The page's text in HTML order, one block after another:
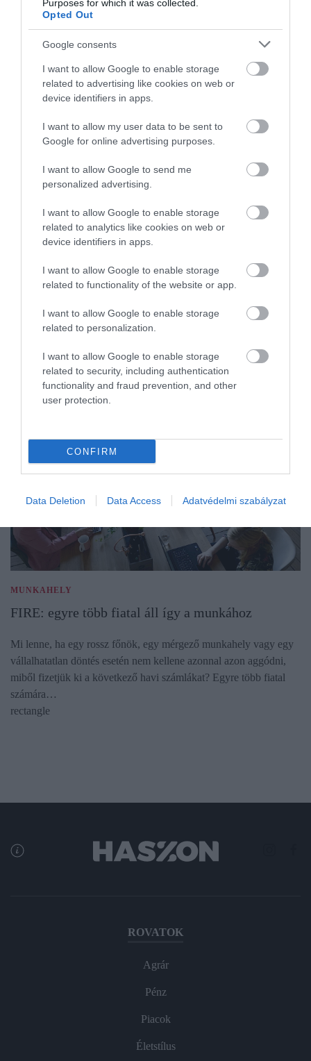
Purposes for which it was collected.
Opted Out
Google consents
I want to allow Google to enable storage
related to advertising like cookies on web or
device identifiers in apps.
I want to allow my user data to be sent to
Google for online advertising purposes.
I want to allow Google to send me
personalized advertising.
I want to allow Google to enable storage
related to analytics like cookies on web or
device identifiers in apps.
I want to allow Google to enable storage
related to functionality of the website or app.
I want to allow Google to enable storage
related to personalization.
I want to allow Google to enable storage
related to security, including authentication
functionality and fraud prevention, and other
user protection.
CONFIRM
Data Deletion Data Access Adatvédelmi szabályzat
INNOVÁCIÓ
Négy vadonatúj funkcióval bővül a Waze
A Google mesterséges intelligenciája mostantól a Waze-ben is
megjelenik: a navigációs alkalmazás négy teljesen új funkciót kap,
amelyek egyszerűbbé, személyre szabottabbá és kényelmesebbé
MUNKAHELY
FIRE: egyre több fiatal áll így a munkához
Mi lenne, ha egy rossz főnök, egy mérgező munkahely vagy egy
vállalhatatlan döntés esetén nem kellene azonnal azon aggódni,
miből fizetjük ki a következő havi számlákat? Egyre több fiatal
számára…
rectangle
ROVATOK
Agrár
Pénz
Piacok
Életstílus